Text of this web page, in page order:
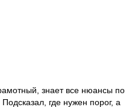
знает все нюансы по
где нужен порог, а